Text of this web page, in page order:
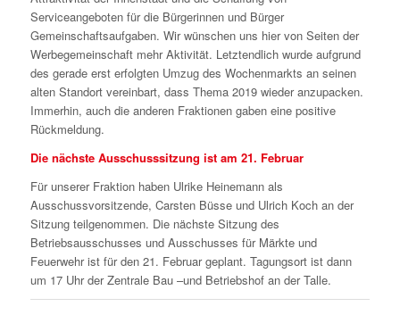
Serviceangeboten für die Bürgerinnen und Bürger
Gemeinschaftsaufgaben. Wir wünschen uns hier von Seiten der
Werbegemeinschaft mehr Aktivität. Letztendlich wurde aufgrund
des gerade erst erfolgten Umzug des Wochenmarkts an seinen
alten Standort vereinbart, dass Thema 2019 wieder anzupacken.
Immerhin, auch die anderen Fraktionen gaben eine positive
Rückmeldung.
Die nächste Ausschusssitzung ist am 21. Februar
Für unserer Fraktion haben Ulrike Heinemann als
Ausschussvorsitzende, Carsten Büsse und Ulrich Koch an der
Sitzung teilgenommen. Die nächste Sitzung des
Betriebsausschusses und Ausschusses für Märkte und
Feuerwehr ist für den 21. Februar geplant. Tagungsort ist dann
um 17 Uhr der Zentrale Bau –und Betriebshof an der Talle.